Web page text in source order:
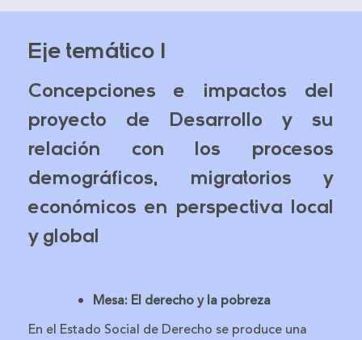
Eje temático 1
Concepciones e impactos del
proyecto de Desarrollo y su
relación con los procesos
demográficos, migratorios y
económicos en perspectiva local
y global​
Mesa: El derecho y la pobreza
En el Estado Social de Derecho se produce una